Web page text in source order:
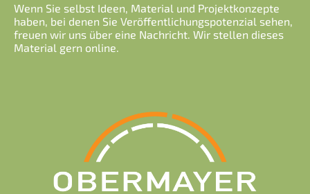
Wenn Sie selbst Ideen, Material und Projektkonzepte
haben, bei denen Sie Veröffentlichungspotenzial sehen,
freuen wir uns über eine Nachricht. Wir stellen dieses
Material gern online.